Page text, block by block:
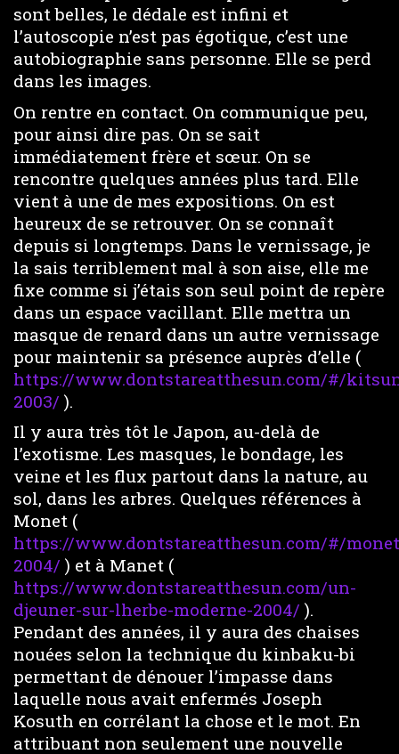
sont belles, le dédale est infini et
l’autoscopie n’est pas égotique, c’est une
autobiographie sans personne. Elle se perd
dans les images.
On rentre en contact. On communique peu,
pour ainsi dire pas. On se sait
immédiatement frère et sœur. On se
rencontre quelques années plus tard. Elle
vient à une de mes expositions. On est
heureux de se retrouver. On se connaît
depuis si longtemps. Dans le vernissage, je
la sais terriblement mal à son aise, elle me
fixe comme si j’étais son seul point de repère
dans un espace vacillant. Elle mettra un
masque de renard dans un autre vernissage
pour maintenir sa présence auprès d’elle (
https://www.dontstareatthesun.com/#/
2003/ ).
Il y aura très tôt le Japon, au-delà de
l’exotisme. Les masques, le bondage, les
veine et les flux partout dans la nature, au
sol, dans les arbres. Quelques références à
Monet (
https://www.dontstareatthesun.com/#/
2004/ ) et à Manet (
https://www.dontstareatthesun.com/un-
djeuner-sur-lherbe-moderne-2004/ ).
Pendant des années, il y aura des chaises
nouées selon la technique du kinbaku-bi
permettant de dénouer l’impasse dans
laquelle nous avait enfermés Joseph
Kosuth en corrélant la chose et le mot. En
attribuant non seulement une nouvelle